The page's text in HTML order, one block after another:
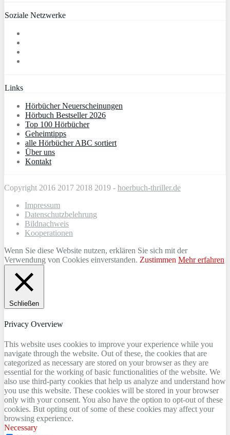
Soziale Netzwerke
Links
Hörbücher Neuerscheinungen
Hörbuch Bestseller 2026
Top 100 Hörbücher
Geheimtipps
alle Hörbücher ABC sortiert
Über uns
Kontakt
Copyright 2016 2017 2018 2019 - hoerbuch-thriller.de
Impressum
Datenschutzbelehrung
Bildnachweis
Kooperationen
Wenn Sie diese Website nutzen, erklären Sie sich mit der
Verwendung von Cookies einverstanden. Zustimmen Mehr erfahren
Schließen
Privacy Overview
This website uses cookies to improve your experience while you
navigate through the website. Out of these, the cookies that are
categorized as necessary are stored on your browser as they are
essential for the working of basic functionalities of the website. We
also use third-party cookies that help us analyze and understand how
you use this website. These cookies will be stored in your browser
only with your consent. You also have the option to opt-out of these
cookies. But opting out of some of these cookies may affect your
browsing experience.
Necessary